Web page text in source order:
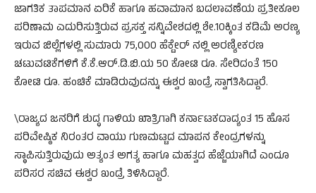
ಜಾಗತಿಕ ತಾಪಮಾನ ಏರಿಕೆ ಹಾಗೂ ಹವಾಮಾನ ಬದಲಾವಣೆಯ ಪ್ರತೀಕೂಲ
ಪರಿಣಾಮ ಎದುರಿಸುತ್ತಿರುವ ಪ್ರಸಕ್ತ ಸನ್ನಿವೇಶದಲ್ಲಿ ಶೇ.10ಕ್ಕಿಂತ ಕಡಿಮೆ ಅರಣ್ಯ
ಇರುವ ಜಿಲ್ಲೆಗಳಲ್ಲಿ ಸುಮಾರು 75,000 ಹೆಕ್ಟೇರ್‌ ನಲ್ಲಿ ಅರಣ್ಯೀಕರಣ
ಚಟುವಟಿಕೆಗಳಿಗೆ ಕೆ.ಕೆ.ಆರ್.ಡಿ.ಬಿ.ಯ 50 ಕೋಟಿ ರೂ. ಸೇರಿದಂತೆ 150
ಕೋಟಿ ರೂ. ಹಂಚಿಕೆ ಮಾಡಿರುವುದನ್ನು ಈಶ್ವರ ಖಂಡ್ರೆ ಸ್ವಾಗತಿಸಿದ್ದಾರೆ.
\ರಾಜ್ಯದ ಜನರಿಗೆ ಶುದ್ಧ ಗಾಳಿಯ ಖಾತ್ರಿಗಾಗಿ ಕರ್ನಾಟಕದಾದ್ಯಂತ 15 ಹೊಸ
ಪರಿವೇಷ್ಠಿಕ ನಿರಂತರ ವಾಯು ಗುಣಮಟ್ಟದ ಮಾಪನ ಕೇಂದ್ರಗಳನ್ನು
ಸ್ಥಾಪಿಸುತ್ತಿರುವುದು ಅತ್ಯಂತ ಅಗತ್ಯ ಹಾಗೂ ಮಹತ್ವದ ಹೆಜ್ಜೆಯಾಗಿದೆ ಎಂದೂ
ಪರಿಸರ ಸಚಿವ ಈಶ್ವರ ಖಂಡ್ರೆ ತಿಳಿಸಿದ್ದಾರೆ.